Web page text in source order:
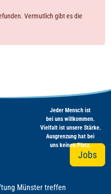
Vermutlich gibt es die
Jeder Mensch ist
bei uns willkommen.
Vielfalt ist unsere Stärke.
Ausgrenzung hat bei
uns keinen Platz.
Jobs
Münster treffen